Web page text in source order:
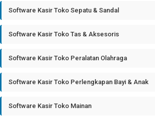
Software Kasir Toko Sepatu & Sandal
Software Kasir Toko Tas & Aksesoris
Software Kasir Toko Peralatan Olahraga
Software Kasir Toko Perlengkapan Bayi & Anak
Software Kasir Toko Mainan